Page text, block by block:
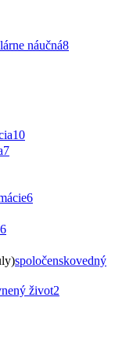
náučná8
10
7
6
6
spoločenskovedný
život2